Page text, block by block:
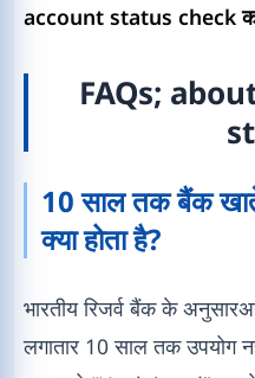
account status check
FAQs;
10 साल तक बैंक खाते
क्या होता है?
भारतीय रिजर्व बैंक के
लगातार 10 साल तक उपयोग